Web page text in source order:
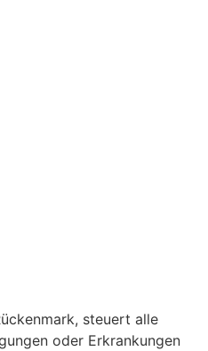
steuert alle
oder Erkrankungen